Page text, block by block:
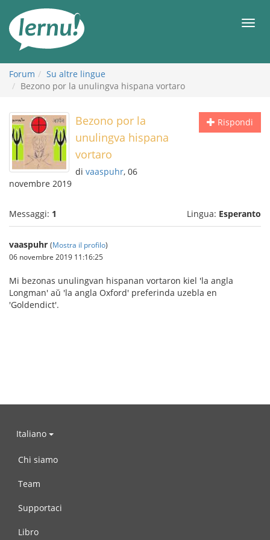
all’indice
Forum
Su altre lingue
Bezono por la unulingva hispana vortaro
Rispondi
Bezono por la
unulingva hispana
vortaro
di vaaspuhr, 06
novembre 2019
Messaggi: 1 Lingua: Esperanto
vaaspuhr (Mostra il profilo)
06 novembre 2019 11:16:25
Mi bezonas unulingvan hispanan vortaron kiel 'la angla
Longman' aŭ 'la angla Oxford' preferinda uzebla en
'Goldendict'.
Italiano
Chi siamo
Team
Supportaci
Libro